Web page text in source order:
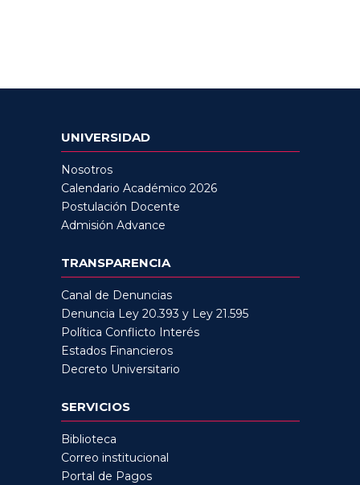
UNIVERSIDAD
Nosotros
Calendario Académico 2026
Postulación Docente
Admisión Advance
TRANSPARENCIA
Canal de Denuncias
Denuncia Ley 20.393 y Ley 21.595
Política Conflicto Interés
Estados Financieros
Decreto Universitario
SERVICIOS
Biblioteca
Correo institucional
Portal de Pagos